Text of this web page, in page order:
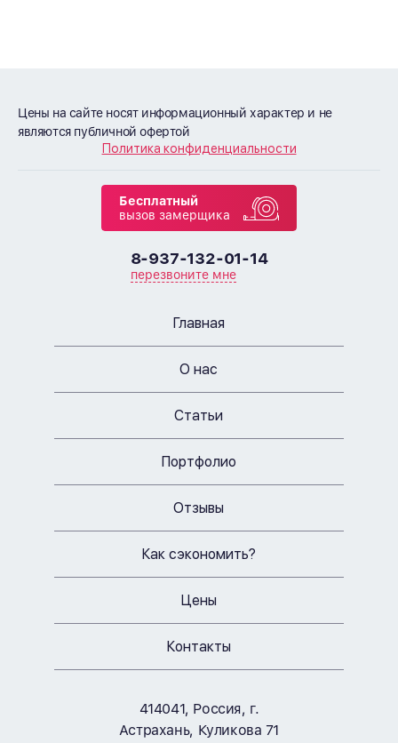
Цены на сайте носят информационный характер и не
являются публичной офертой
Политика конфиденциальности
Бесплатный
вызов замерщика
8-937-132-01-14
перезвоните мне
Главная
О нас
Статьи
Портфолио
Отзывы
Как сэкономить?
Цены
Контакты
414041, Россия, г.
Астрахань, Куликова 71